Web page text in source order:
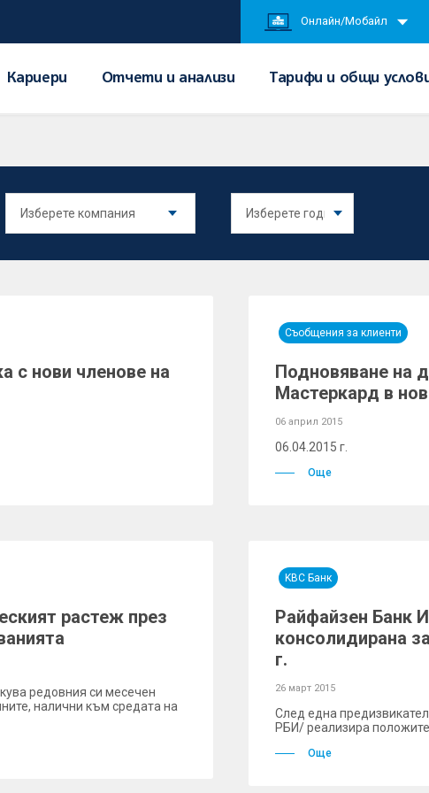
Онлайн/Мобайл
Кариери Отчети и анализи Тарифи и общи
с нови членове на
Съобщения за клиенти
Подновяване на
Мастеркард в
06 април 2015
06.04.2015 г.
Още
растеж през
редовния си месечен
налични към средата на
KBC Банк
Райфайзен Банк
консолидирана
г.
26 март 2015
След една
РБИ/ реализира
Още